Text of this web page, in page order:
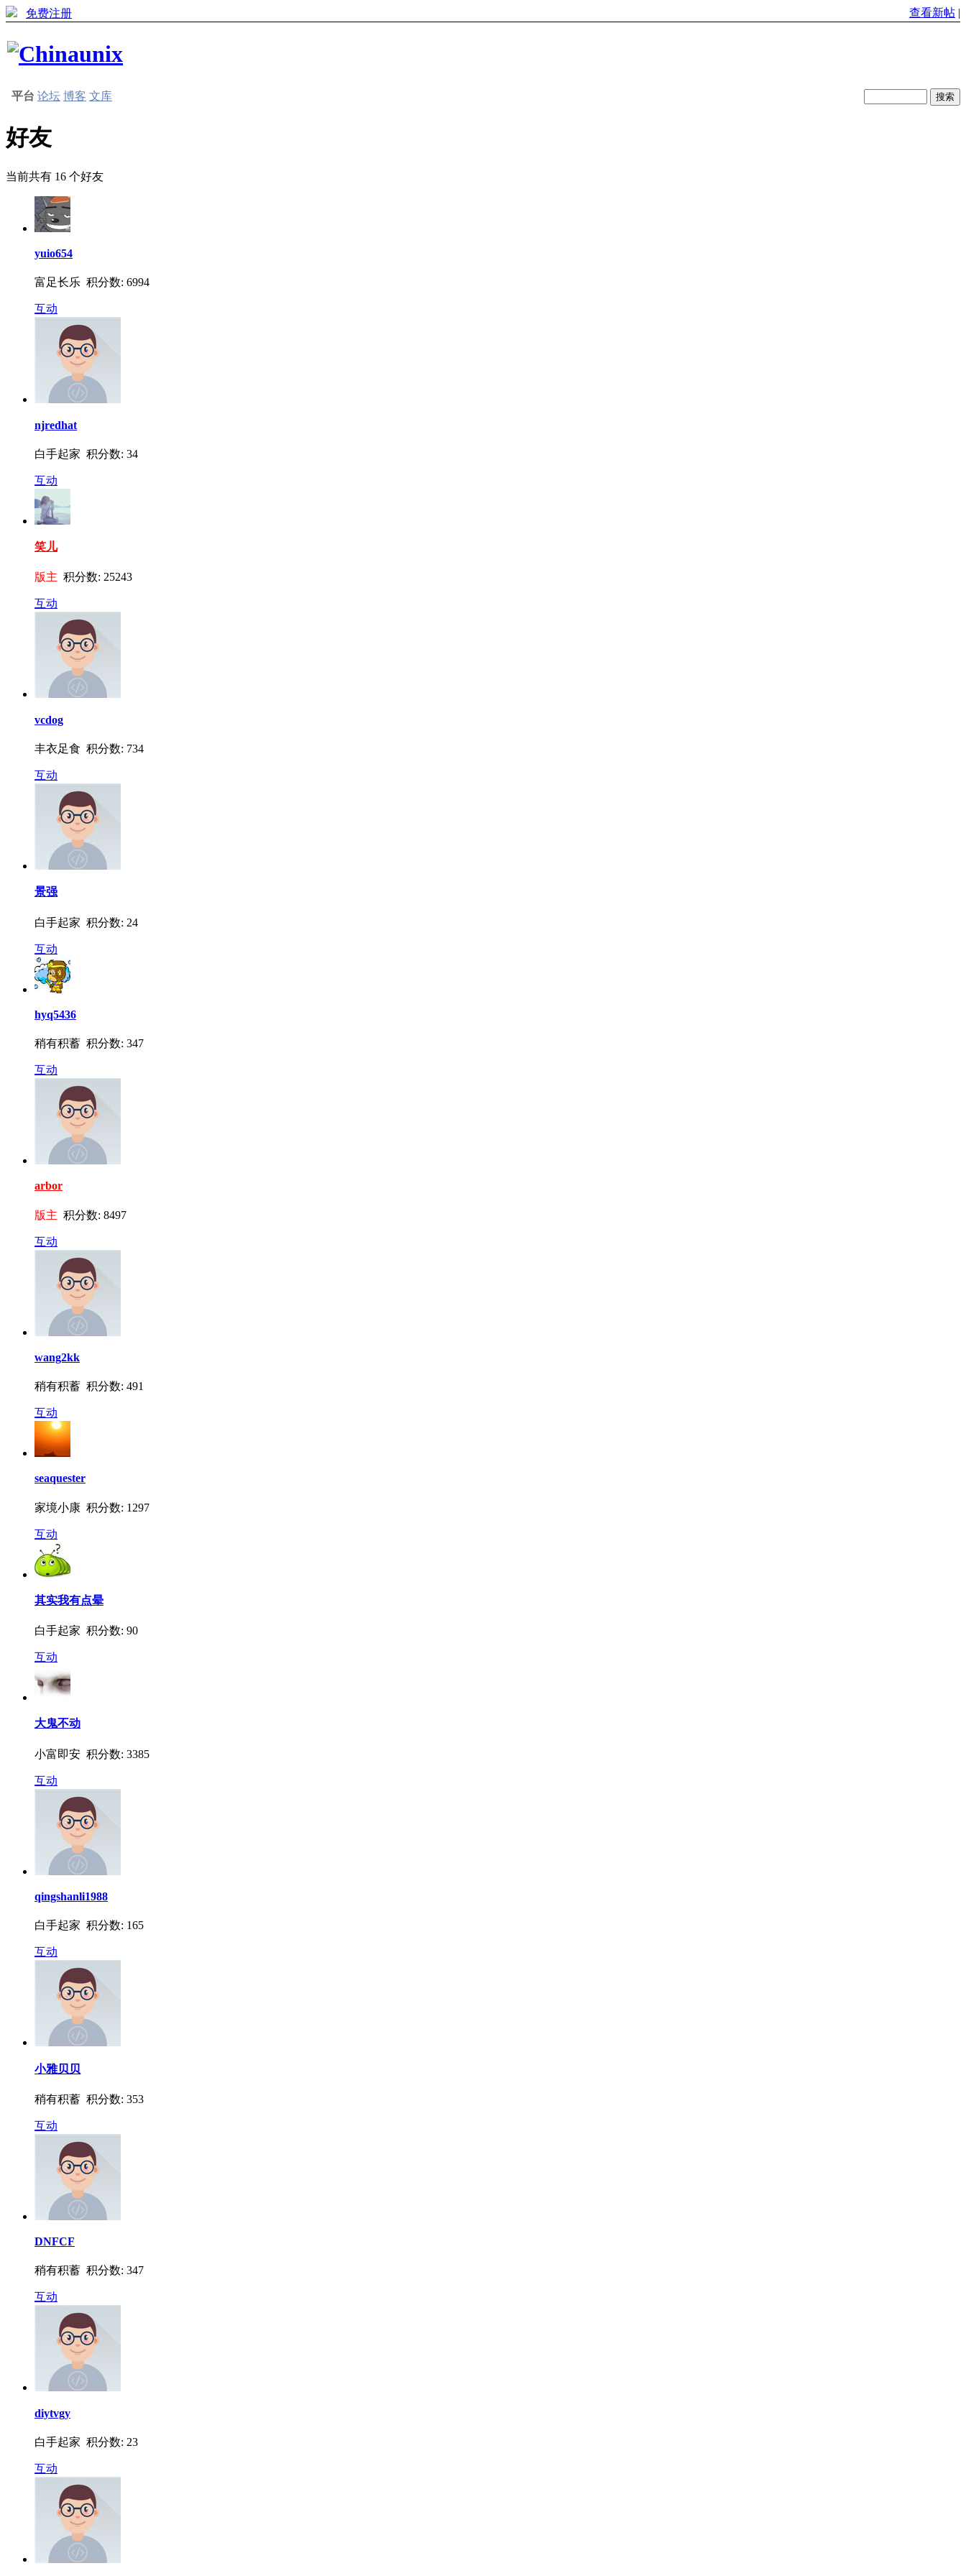
免费注册 查看新帖 |
平台 论坛 博客 文库
好友
当前共有 16 个好友
yuio654
富足长乐 积分数: 6994
互动
njredhat
白手起家 积分数: 34
互动
笑儿
版主 积分数: 25243
互动
vcdog
丰衣足食 积分数: 734
互动
景强
白手起家 积分数: 24
互动
hyq5436
稍有积蓄 积分数: 347
互动
arbor
版主 积分数: 8497
互动
wang2kk
稍有积蓄 积分数: 491
互动
seaquester
家境小康 积分数: 1297
互动
其实我有点晕
白手起家 积分数: 90
互动
大鬼不动
小富即安 积分数: 3385
互动
qingshanli1988
白手起家 积分数: 165
互动
小雅贝贝
稍有积蓄 积分数: 353
互动
DNFCF
稍有积蓄 积分数: 347
互动
diytvgy
白手起家 积分数: 23
互动